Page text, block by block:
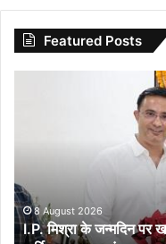
Featured Posts
मुलाकात,
इंद्रजीत
सिंह
8 August 2026
I.P. मिश्रा के जन्मदिन पर